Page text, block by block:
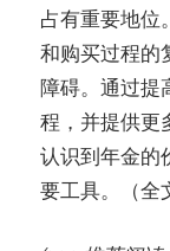
占有重要地位
和购买过程的
障碍。通过提
程，并提供更
认识到年金的
要工具。（全